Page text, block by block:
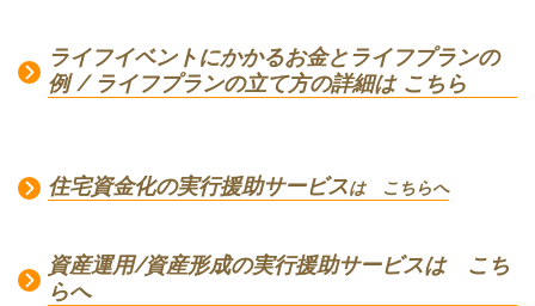
ライフイベントにかかるお金とライフプランの
例 / ライフプランの立て方の詳細は こちら
住宅資金化の実行援助サービスは こちらへ
資産運用/資産形成の実行援助サービスは こち
らへ